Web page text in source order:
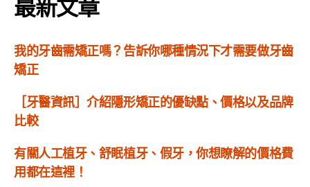
我的牙齒需矯正嗎？告訴你哪種情況下才需要做牙齒
矯正
［牙醫資訊］介紹隱形矯正的優缺點、價格以及品牌
比較
有關人工植牙、舒眠植牙、假牙，你想瞭解的價格費
用都在這裡！